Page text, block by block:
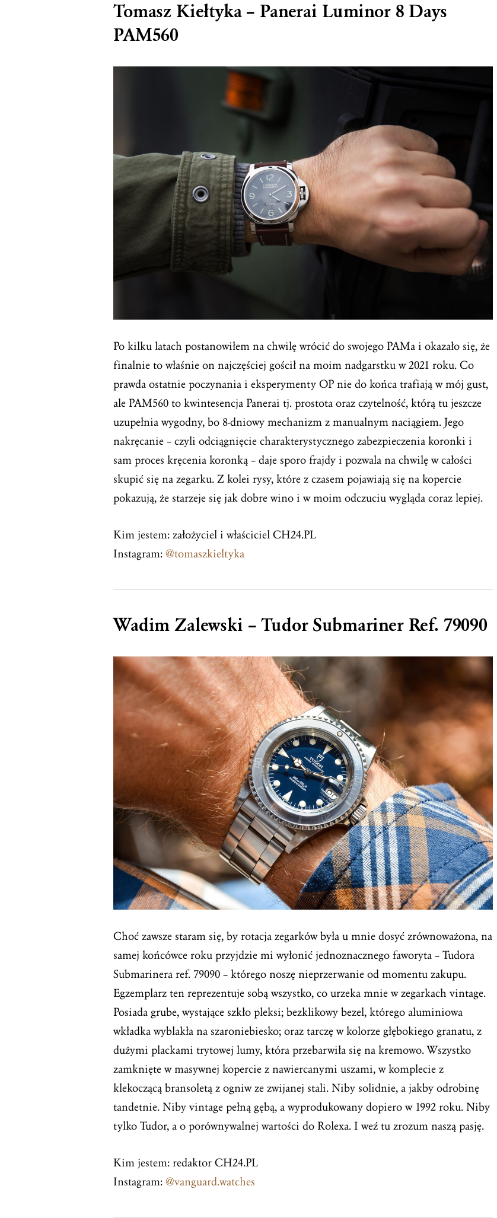
Tomasz Kiełtyka – Panerai Luminor 8 Days
PAM560
Po kilku latach postanowiłem na chwilę wrócić do swojego PAMa i okazało się, że
finalnie to właśnie on najczęściej gościł na moim nadgarstku w 2021 roku. Co
prawda ostatnie poczynania i eksperymenty OP nie do końca trafiają w mój gust,
ale PAM560 to kwintesencja Panerai tj. prostota oraz czytelność, którą tu jeszcze
uzupełnia wygodny, bo 8-dniowy mechanizm z manualnym naciągiem. Jego
nakręcanie – czyli odciągnięcie charakterystycznego zabezpieczenia koronki i
sam proces kręcenia koronką – daje sporo frajdy i pozwala na chwilę w całości
skupić się na zegarku. Z kolei rysy, które z czasem pojawiają się na kopercie
pokazują, że starzeje się jak dobre wino i w moim odczuciu wygląda coraz lepiej.
Kim jestem: założyciel i właściciel CH24.PL
Instagram: @tomaszkieltyka
Wadim Zalewski – Tudor Submariner Ref. 79090
Choć zawsze staram się, by rotacja zegarków była u mnie dosyć zrównoważona, na
samej końcówce roku przyjdzie mi wyłonić jednoznacznego faworyta – Tudora
Submarinera ref. 79090 – którego noszę nieprzerwanie od momentu zakupu.
Egzemplarz ten reprezentuje sobą wszystko, co urzeka mnie w zegarkach vintage.
Posiada grube, wystające szkło pleksi; bezklikowy bezel, którego aluminiowa
wkładka wyblakła na szaroniebiesko; oraz tarczę w kolorze głębokiego granatu, z
dużymi plackami trytowej lumy, która przebarwiła się na kremowo. Wszystko
zamknięte w masywnej kopercie z nawiercanymi uszami, w komplecie z
klekoczącą bransoletą z ogniw ze zwijanej stali. Niby solidnie, a jakby odrobinę
tandetnie. Niby vintage pełną gębą, a wyprodukowany dopiero w 1992 roku. Niby
tylko Tudor, a o porównywalnej wartości do Rolexa. I weź tu zrozum naszą pasję.
Kim jestem: redaktor CH24.PL
Instagram: @vanguard.watches